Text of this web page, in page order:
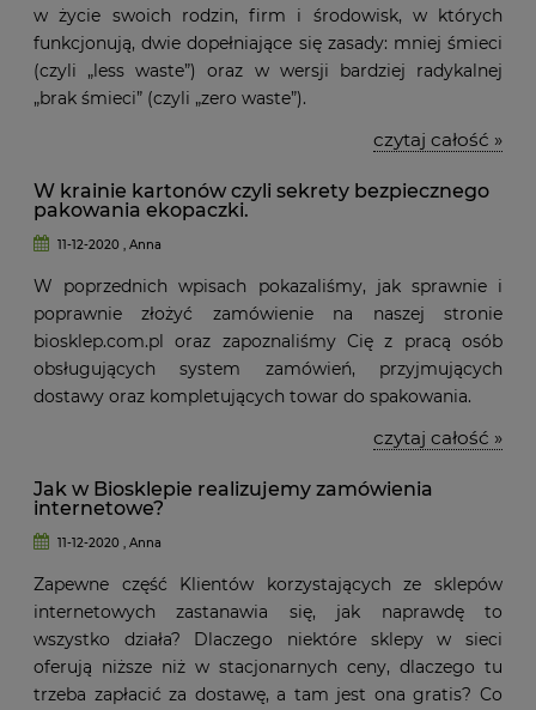
w życie swoich rodzin, firm i środowisk, w których
funkcjonują, dwie dopełniające się zasady: mniej śmieci
(czyli „less waste”) oraz w wersji bardziej radykalnej
„brak śmieci” (czyli „zero waste”).
czytaj całość »
W krainie kartonów czyli sekrety bezpiecznego
pakowania ekopaczki.
11-12-2020 , Anna
W poprzednich wpisach pokazaliśmy, jak sprawnie i
poprawnie złożyć zamówienie na naszej stronie
biosklep.com.pl oraz zapoznaliśmy Cię z pracą osób
obsługujących system zamówień, przyjmujących
dostawy oraz kompletujących towar do spakowania.
czytaj całość »
Jak w Biosklepie realizujemy zamówienia
internetowe?
11-12-2020 , Anna
Zapewne część Klientów korzystających ze sklepów
internetowych zastanawia się, jak naprawdę to
wszystko działa? Dlaczego niektóre sklepy w sieci
oferują niższe niż w stacjonarnych ceny, dlaczego tu
trzeba zapłacić za dostawę, a tam jest ona gratis? Co